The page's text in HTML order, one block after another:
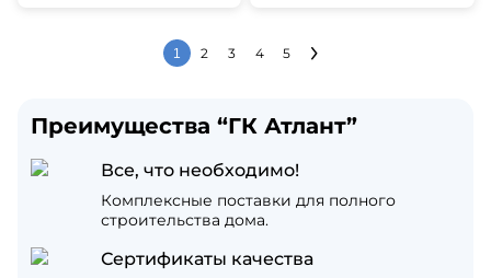
1 2 3 4 5
Преимущества “ГК Атлант”
Все, что необходимо!
Комплексные поставки для полного
строительства дома.
Сертификаты качества